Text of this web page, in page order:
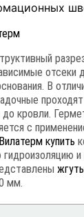
отсеки
В
кровли.
с
Вилатерм купить
мм.